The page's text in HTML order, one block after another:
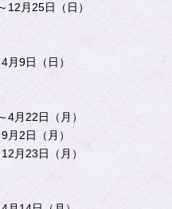
月25日（日）
9日（日）
月22日（月）
2日（月）
月23日（月）